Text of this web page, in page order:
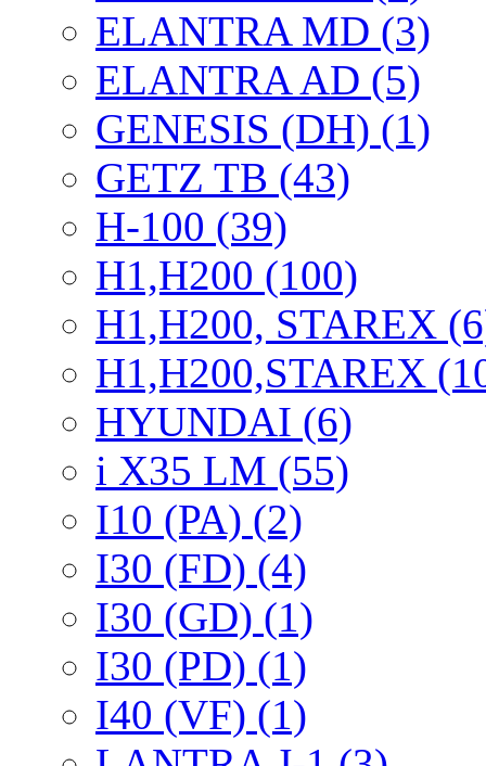
ELANTRA MD (3)
ELANTRA AD (5)
GENESIS (DH) (1)
GETZ TB (43)
H-100 (39)
H1,H200 (100)
H1,H200, STAREX
H1,H200,STAREX
HYUNDAI (6)
i X35 LM (55)
I10 (PA) (2)
I30 (FD) (4)
I30 (GD) (1)
I30 (PD) (1)
I40 (VF) (1)